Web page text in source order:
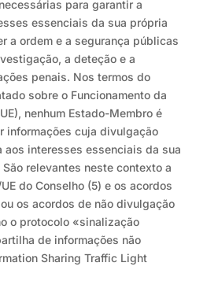
para garantir a
essenciais da sua própria
a ordem e a segurança públicas
a deteção e a
penais. Nos termos do
sobre o Funcionamento da
nenhum Estado-Membro é
informações cuja divulgação
aos interesses essenciais da sua
relevantes neste contexto a
do Conselho (5) e os acordos
os acordos de não divulgação
o protocolo «sinalização
de informações não
Sharing Traffic Light